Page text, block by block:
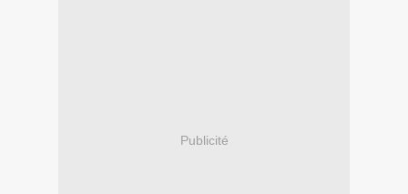
Publicité